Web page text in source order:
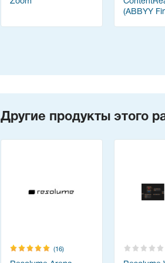
(ABBYY
Другие продукты этого
(16)